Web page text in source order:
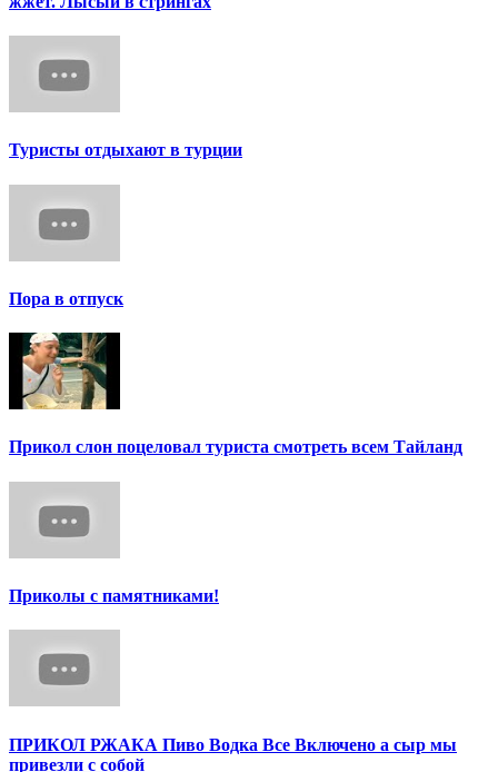
Туристы отдыхают в турции
Пора в отпуск
Прикол слон поцеловал туриста смотреть всем Тайланд
Приколы с памятниками!
ПРИКОЛ РЖАКА Пиво Водка Все Включено а сыр мы
привезли с собой